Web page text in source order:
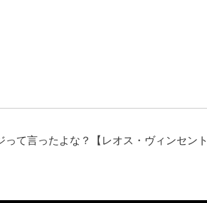
て言ったよな？【レオス・ヴィンセント